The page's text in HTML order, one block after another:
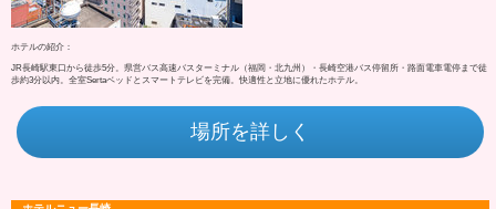
ホテルの紹介：
JR長崎駅東口から徒歩5分。県営バス高速バスターミナル（福岡・北九州）・長崎空港バス停留所・路面電車電停まで徒
歩約3分以内。全室Sertaベッドとスマートテレビを完備。快適性と立地に優れたホテル。
場所を詳しく